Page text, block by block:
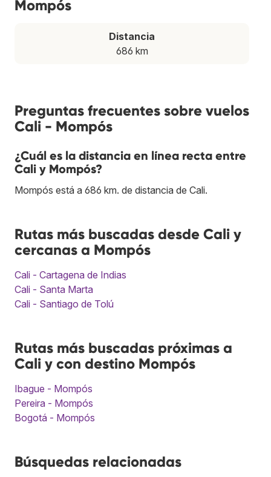
Mompós
Distancia
686 km
Preguntas frecuentes sobre vuelos
Cali - Mompós
¿Cuál es la distancia en línea recta entre
Cali y Mompós?
Mompós está a 686 km. de distancia de Cali.
Rutas más buscadas desde Cali y
cercanas a Mompós
Cali - Cartagena de Indias
Cali - Santa Marta
Cali - Santiago de Tolú
Rutas más buscadas próximas a
Cali y con destino Mompós
Ibague - Mompós
Pereira - Mompós
Bogotá - Mompós
Búsquedas relacionadas